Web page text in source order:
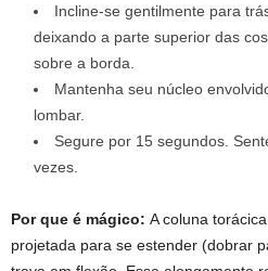
Incline-se gentilmente para
deixando a parte superior das
sobre a borda.
Mantenha seu núcleo
lombar.
Segure por 15 segundos.
vezes.
Por que é mágico: A coluna
projetada para se estender (dobrar